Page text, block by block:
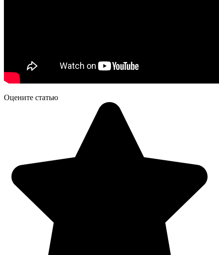
Оцените статью